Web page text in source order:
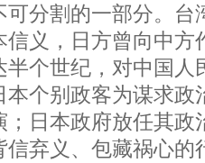
可分割的一部分。台
义，日方曾向中方
个世纪，对中国人
个别政客为谋求政
；日本政府放任其政
弃义、包藏祸心的